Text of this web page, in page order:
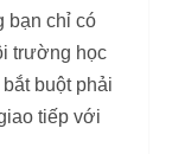
bạn chỉ có
trường học
buột phải
tiếp với